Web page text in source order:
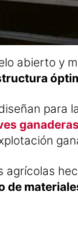
abierto y
para
ganaderas
de